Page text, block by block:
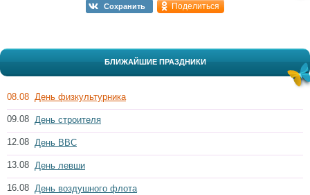
Сохранить Поделиться
БЛИЖАЙШИЕ ПРАЗДНИКИ
08.08 День физкультурника
09.08 День строителя
12.08 День ВВС
13.08 День левши
16.08 День воздушного флота